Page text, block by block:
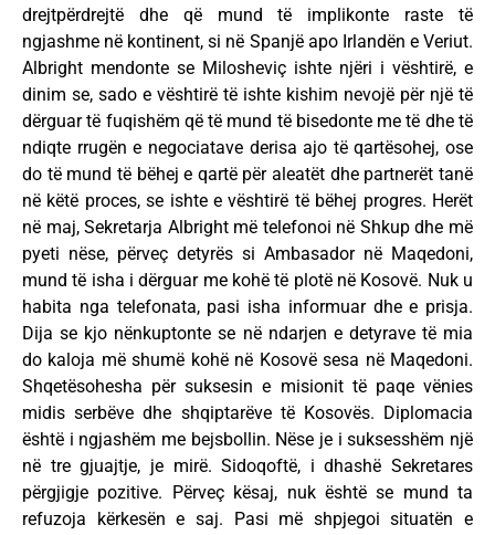
drejtpërdrejtë dhe që mund të implikonte raste të
ngjashme në kontinent, si në Spanjë apo Irlandën e Veriut.
Albright mendonte se Milosheviç ishte njëri i vështirë, e
dinim se, sado e vështirë të ishte kishim nevojë për një të
dërguar të fuqishëm që të mund të bisedonte me të dhe të
ndiqte rrugën e negociatave derisa ajo të qartësohej, ose
do të mund të bëhej e qartë për aleatët dhe partnerët tanë
në këtë proces, se ishte e vështirë të bëhej progres. Herët
në maj, Sekretarja Albright më telefonoi në Shkup dhe më
pyeti nëse, përveç detyrës si Ambasador në Maqedoni,
mund të isha i dërguar me kohë të plotë në Kosovë. Nuk u
habita nga telefonata, pasi isha informuar dhe e prisja.
Dija se kjo nënkuptonte se në ndarjen e detyrave të mia
do kaloja më shumë kohë në Kosovë sesa në Maqedoni.
Shqetësohesha për suksesin e misionit të paqe vënies
midis serbëve dhe shqiptarëve të Kosovës. Diplomacia
është i ngjashëm me bejsbollin. Nëse je i suksesshëm një
në tre gjuajtje, je mirë. Sidoqoftë, i dhashë Sekretares
përgjigje pozitive. Përveç kësaj, nuk është se mund ta
refuzoja kërkesën e saj. Pasi më shpjegoi situatën e